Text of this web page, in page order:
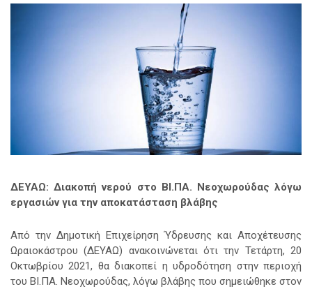
ΔΕΥΑΩ: Διακοπή νερού στο ΒΙ.ΠΑ. Νεοχωρούδας λόγω
εργασιών για την αποκατάσταση βλάβης
Από την Δημοτική Επιχείρηση Ύδρευσης και Αποχέτευσης
Ωραιοκάστρου (ΔΕΥΑΩ) ανακοινώνεται ότι την Τετάρτη, 20
Οκτωβρίου 2021, θα διακοπεί η υδροδότηση στην περιοχή
του ΒΙ.ΠΑ. Νεοχωρούδας, λόγω βλάβης που σημειώθηκε στον